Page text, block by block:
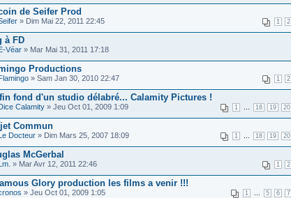
de Seifer Prod
1 2
» Dim Mai 22, 2011 22:45
à FD
Véar » Mar Mai 31, 2011 17:18
Productions
1 2
» Sam Jan 30, 2010 22:47
fond d'un studio délabré... Calamity Pictures !
1 18 19 20
Calamity » Jeu Oct 01, 2009 1:09
Commun
1 18 19 20
Docteur » Dim Mars 25, 2007 18:09
McGerbal
1 2
» Mar Avr 12, 2011 22:46
Glory production les films a venir !!!
1 5 6 7
» Jeu Oct 01, 2009 1:05